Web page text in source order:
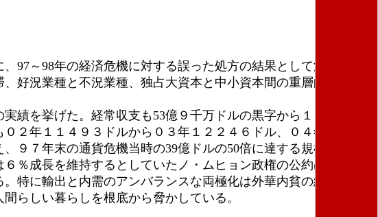
～98年の経済危機に対する誤った処方の結果として深化した
好況業種と不況業種、独占大資本と中小資本間の重層的両極化
績を挙げた。経常収支も53億９千万ドルの黒字から１１９億５
２年１１４９３ドルから０３年１２２４６ドル、０４年１４０
９７年末の通貨危機当時の39億ドルの50倍に達する規模だ。
％成長を維持するとしていたノ・ムヒョン政権の公約は０２年
特に輸出と内需のアンバランスな両極化は外華内貧の経済構造
らしい暮らしを根底から脅かしている。